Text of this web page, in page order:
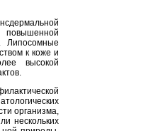
повышенной
Липосомные
к коже и
высокой
организма,
нескольких